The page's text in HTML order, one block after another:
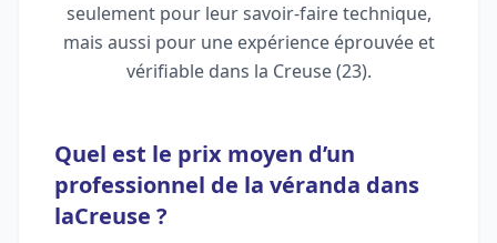
seulement pour leur savoir-faire technique,
mais aussi pour une expérience éprouvée et
vérifiable dans la Creuse (23).
Quel est le prix moyen d’un
professionnel de la véranda dans
laCreuse ?